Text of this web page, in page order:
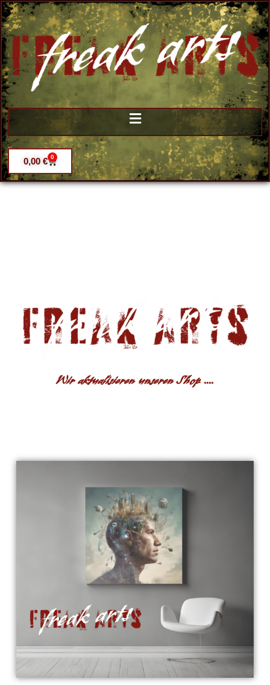
0,00 € 0
Wir aktualisieren unseren Shop ....